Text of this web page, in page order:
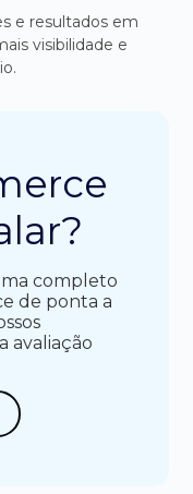
e resultados em
visibilidade e
completo
de ponta a
avaliação